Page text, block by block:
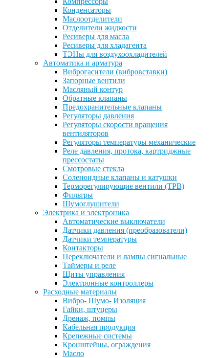
Конденсаторы
Маслоотделители
Отделители жидкости
Ресиверы для масла
Ресиверы для хладагента
ТЭНы для воздухоохладителей
Автоматика и арматура
Виброгасители (вибровставки)
Запорные вентили
Масляный контур
Обратные клапаны
Предохранительные клапаны
Регуляторы давления
Регуляторы скорости вращения
вентиляторов
Регуляторы температуры механические
Реле давления, протока, картриджные
прессостаты
Смотровые стекла
Соленоидные клапаны и катушки
Терморегулирующие вентили (ТРВ)
Фильтры
Шумоглушители
Электрика и электроника
Автоматические выключатели
Датчики давления (преобразователи)
Датчики температуры
Контакторы
Переключатели и лампы сигнальные
Таймеры и реле
Щиты управления
Электронные контроллеры
Расходные материалы
Вибро- Шумо- Изоляция
Гайки, штуцеры
Дренаж, помпы
Кабельная продукция
Крепежные системы
Кронштейны, ограждения
Масло